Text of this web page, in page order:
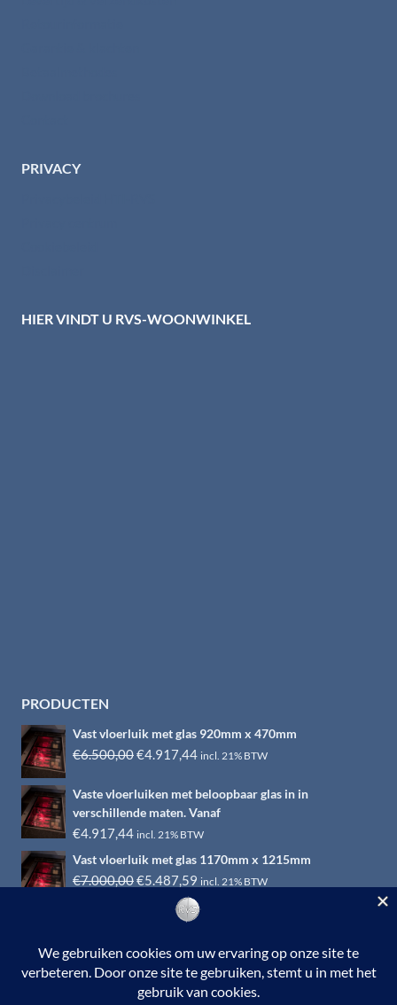
PRIVACY
HIER VINDT U RVS-WOONWINKEL
PRODUCTEN
Vast vloerluik met glas 920mm x 470mm
€6.500,00Oorspronkelijke
was:
€6.500,00.
€4.917,44Huidige
is:
€4.917,44.
incl. 21% BTW
Vaste vloerluiken met beloopbaar glas in in
verschillende maten. Vanaf
€4.917,44 incl. 21% BTW
Vast vloerluik met glas 1170mm x 1215mm
€7.000,00Oorspronkelijke
€5.487,59 Huidige
prijs
is:
incl. 21% BTW
© 2026 RVS-woonwinkel.nl is een onderdeel van HTI-RVS |